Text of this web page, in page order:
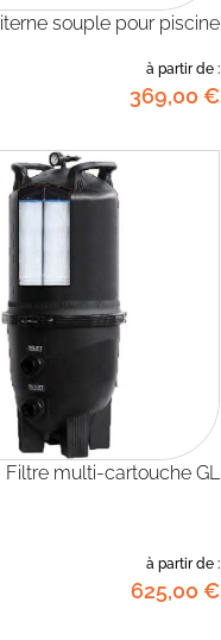
Citerne souple pour piscine
à partir de :
369,00 €
Filtre multi-cartouche GL
à partir de :
625,00 €